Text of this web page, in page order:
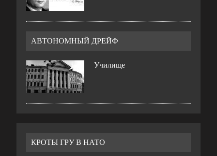
АВТОНОМНЫЙ ДРЕЙФ
Училище
КРОТЫ ГРУ В НАТО